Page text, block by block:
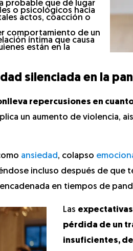
probable que dé lugar
o psicológicos hacia
actos, coacción o
comportamiento de un
íntima que causa
están en la
silenciada en la
repercusiones en
un aumento de violencia,
ansiedad, colapso
incluso después de que
en tiempos de
Las
pérdida de un
insuficientes,